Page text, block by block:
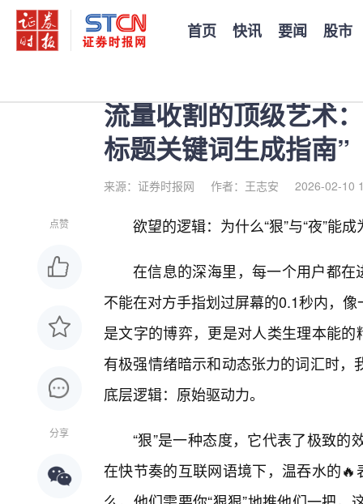
首页 快讯 要闻 股市
流量收割的顶级艺术
标题关键词生成指南”
来源：证券时报网 作者：王志安 2026-02-10
点赞
分享
欲望的逻辑：为什么“狠”与“夜”能
在信息的深海里，每一个用户都在
不能在对方手指划过屏幕的0.1秒内，
是文字的博弈，更是对人类生理本能
有极强情绪暗示和动态张力的词汇时
底层逻辑：原始驱动力。
“狠”是一种态度，它代表了极致
在快节奏的互联网语境下，温吞水的